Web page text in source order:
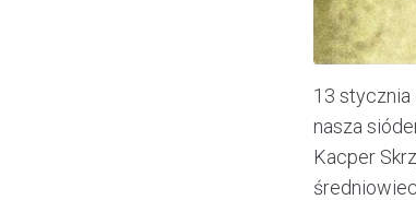
13 stycznia
nasza
Kacper